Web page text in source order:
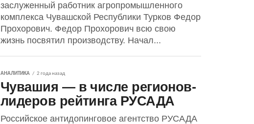
заслуженный работник агропромышленного
комплекса Чувашской Республики Турков Федор
Прохорович. Федор Прохорович всю свою
жизнь посвятил производству. Начал...
АНАЛИТИКА 2 года назад
Чувашия — в числе регионов-
лидеров рейтинга РУСАДА
Российское антидопинговое агентство РУСАДА